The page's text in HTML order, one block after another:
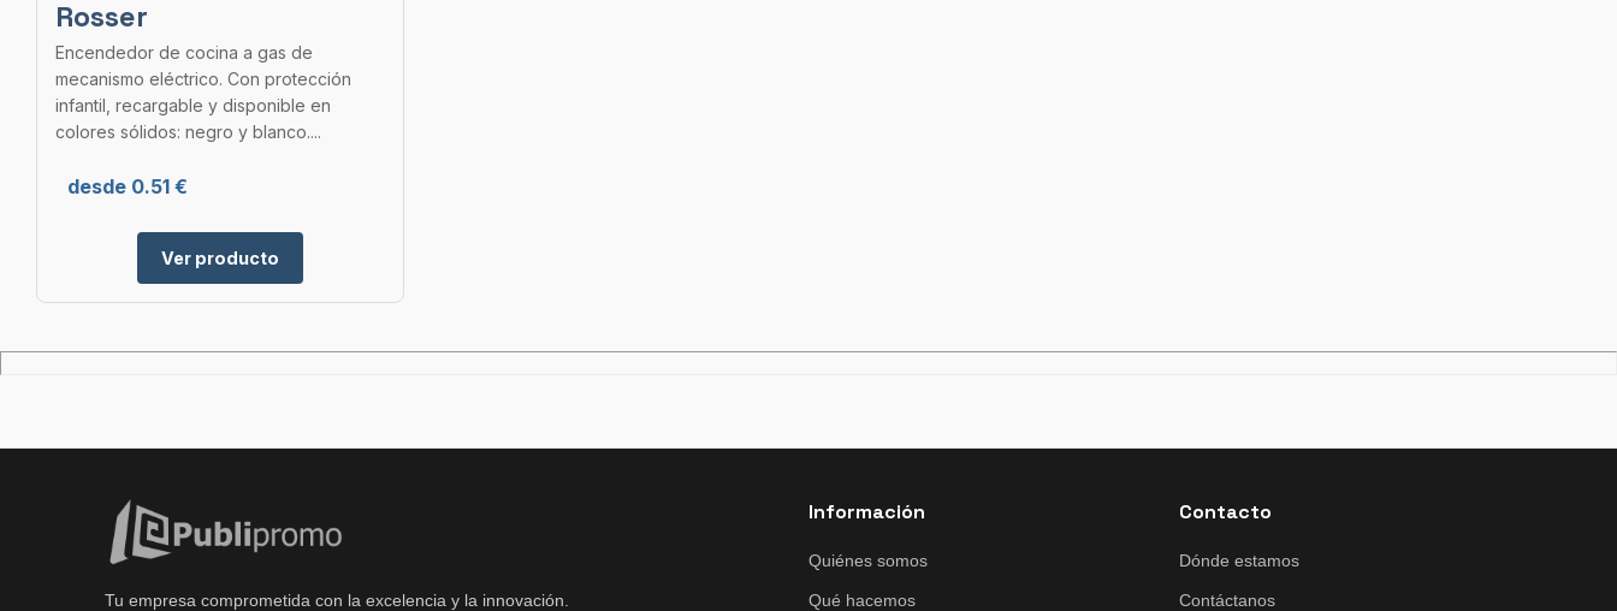
Rosser
Encendedor de cocina a gas de
mecanismo eléctrico. Con protección
infantil, recargable y disponible en
colores sólidos: negro y blanco....
desde 0.51 €
Ver producto
Tu empresa comprometida con la excelencia y la innovación.
Información
Quiénes somos
Qué hacemos
Contacto
Dónde estamos
Contáctanos